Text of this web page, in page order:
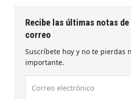
Recibe las últimas notas
correo
Suscríbete hoy y no te pierdas
importante.
electrónico